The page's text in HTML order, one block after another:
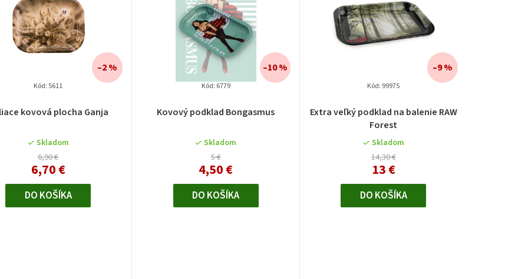
kovová plocha Ganja
Skladom
6,90 €
6,70 €
–2 %
DO KOŠÍKA
Kód: 5611
Kovový podklad Bongasmus
Skladom
5 €
4,50 €
–10 %
DO KOŠÍKA
Kód: 6779
Extra veľký podklad na balenie RAW
Forest
Skladom
14,30 €
13 €
–9 %
DO KOŠÍKA
Kód: 99975